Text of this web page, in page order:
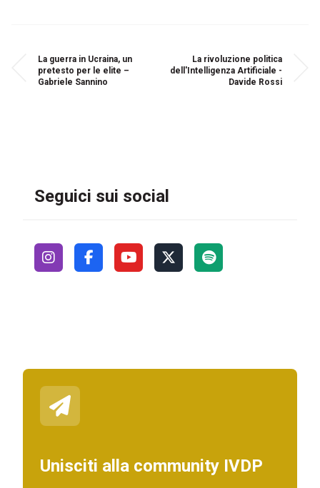
La guerra in Ucraina, un
pretesto per le elite –
Gabriele Sannino
La rivoluzione politica
dell'Intelligenza Artificiale -
Davide Rossi
Seguici sui social
Unisciti alla community IVDP